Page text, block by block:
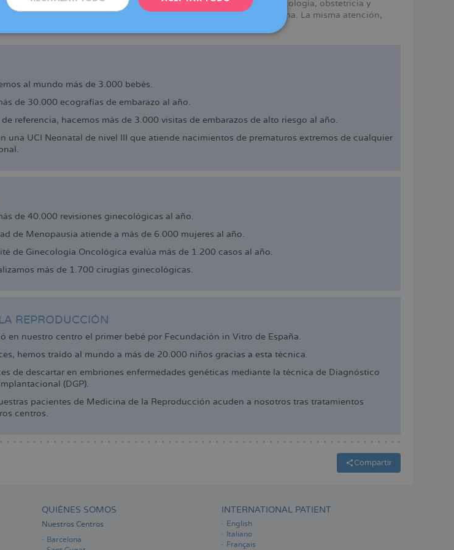
Vic (centro colaborador), que ofrecen los mismos servicios en ginecología, obstetricia y
actualmente ya disfrutan las pacientes de Dexeus Mujer en Barcelona. La misma atención,
al mundo más de 3.000 bebés.
de 30.000 ecografías de embarazo al año.
referencia, hacemos más de 3.000 visitas de embarazos de alto riesgo al año.
una UCI Neonatal de nivel III que atiende nacimientos de prematuros extremos de cualquier
de 40.000 revisiones ginecológicas al año.
de Menopausia atiende a más de 6.000 mujeres al año.
de Ginecología Oncológica evalúa más de 1.200 casos al año.
más de 1.700 cirugías ginecológicas.
REPRODUCCIÓN
en nuestro centro el primer bebé por Fecundación in Vitro de España.
hemos traído al mundo a más de 20.000 niños gracias a esta técnica.
de descartar en embriones enfermedades genéticas mediante la técnica de Diagnóstico
(DGP).
pacientes de Medicina de la Reproducción acuden a nosotros tras tratamientos
centros.
Compartir
QUIÉNES SOMOS
Nuestros Centros
Barcelona
INTERNATIONAL PATIENT
English
Italiano
Français